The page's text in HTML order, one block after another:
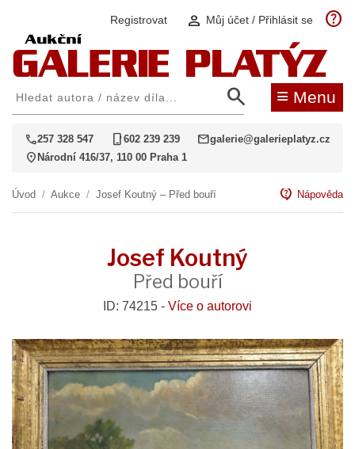
Registrovat person Můj účet / Přihlásit se help
search ≡ Menu
call257 328 547 phone_iphone602 239 239 mailgalerie@galerieplatyz.cz
location_on Národní 416/37, 110 00 Praha 1
Úvod / Aukce / Josef Koutný – Před bouří contact_support Nápověda
Josef Koutný
Před bouří
ID: 74215 - Více o autorovi